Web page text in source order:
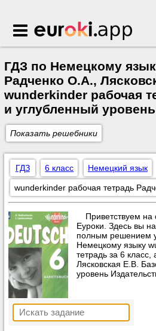
Euroki.app
ГДЗ по Немецкому
Радченко О.А.,
wunderkinder рабочая
и углубленный
Показать решебники
ГДЗ 6 класс Немецкий язык
wunderkinder рабочая тетрадь
Приветствуем на
Еуроки. Здесь вы
полным решением
Немецкому языку
тетрадь за 6 класс,
Лясковская Е.В.
уровень